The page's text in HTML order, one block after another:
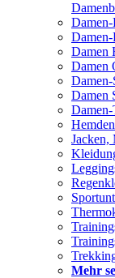
Damen
Damen
Damen
Jacken,
Mehr